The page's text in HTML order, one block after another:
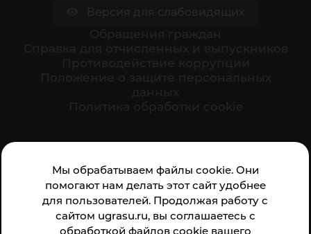
Мы обрабатываем файлы cookie. Они
помогают нам делать этот сайт удобнее
для пользователей. Продолжая работу с
сайтом ugrasu.ru, вы соглашаетесь с
обработкой файлов cookie вашего
организации: